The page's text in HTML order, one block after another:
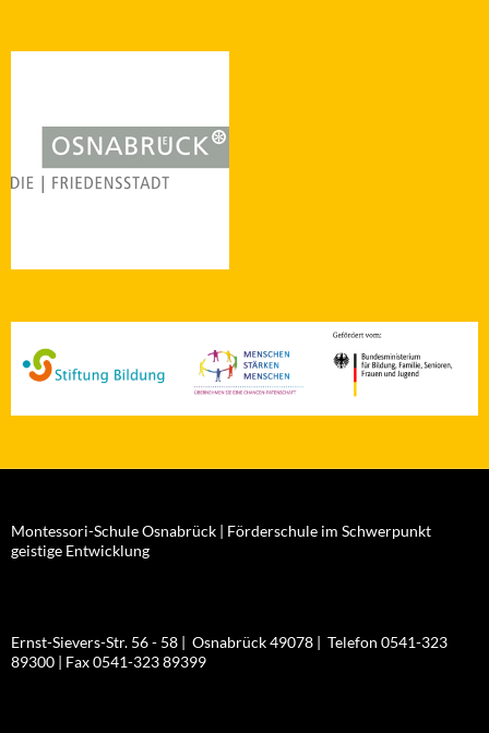
Montessori-Schule Osnabrück | Förderschule im Schwerpunkt
geistige Entwicklung
Ernst-Sievers-Str. 56 - 58 | Osnabrück 49078 | Telefon 0541-323
89300 | Fax 0541-323 89399